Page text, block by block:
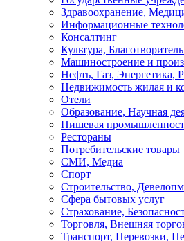
Здравоохранение,
Информационные
Консалтинг
Культура,
Машиностроение и
Нефть, Газ, Энергетика,
Недвижимость жилая и
Отели
Образование, Научная
Пишевая
Рестораны
Потребительские товары
СМИ, Медиа
Спорт
Строительство,
Сфера бытовых услуг
Страхование,
Торговля, Внешняя
Транспорт, Перевозки,